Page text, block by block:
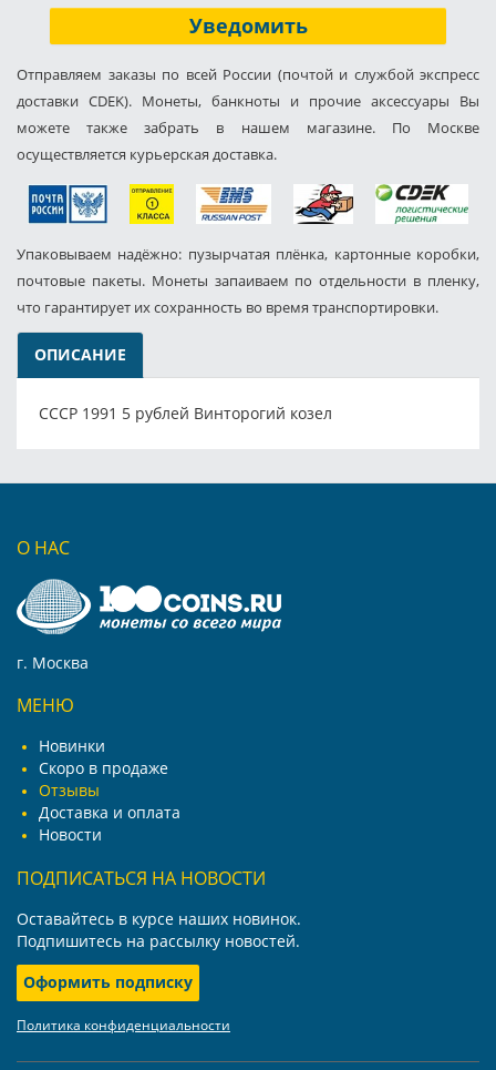
Уведомить
Отправляем заказы по всей России (почтой и службой экспресс
доставки CDEK). Монеты, банкноты и прочие аксессуары Вы
можете также забрать в нашем магазине. По Москве
осуществляется курьерская доставка.
Упаковываем надёжно: пузырчатая плёнка, картонные коробки,
почтовые пакеты. Монеты запаиваем по отдельности в пленку,
что гарантирует их сохранность во время транспортировки.
ОПИСАНИЕ
СССР 1991 5 рублей Винторогий козел
О НАС
г. Москва
МЕНЮ
Новинки
Скоро в продаже
Отзывы
Доставка и оплата
Новости
ПОДПИСАТЬСЯ НА НОВОСТИ
Оставайтесь в курсе наших новинок.
Подпишитесь на рассылку новостей.
Оформить подписку
Политика конфиденциальности